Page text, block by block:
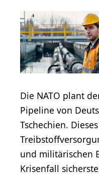
Die NATO plant
Pipeline von
Tschechien.
und militärischen
Krisenfall